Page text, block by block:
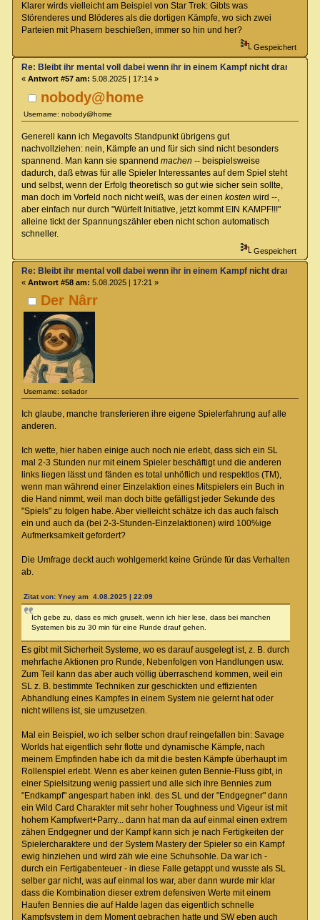
Klarer wirds vielleicht am Beispiel von Star Trek: Gibts was
Störenderes und Blöderes als die dortigen Kämpfe, wo sich zwei
Parteien mit Phasern beschießen, immer so hin und her?
Gespeichert
nobody@home
Username: nobody@home
Re: Bleibt ihr mental voll dabei wenn ihr in einem Kampf nicht dran seit?
« Antwort #57 am: 5.08.2025 | 17:14 »
Generell kann ich Megavolts Standpunkt übrigens gut
nachvollziehen: nein, Kämpfe an und für sich sind nicht besonders
spannend. Man kann sie spannend machen -- beispielsweise
dadurch, daß etwas für alle Spieler Interessantes auf dem Spiel steht
und selbst, wenn der Erfolg theoretisch so gut wie sicher sein sollte,
man doch im Vorfeld noch nicht weiß, was der einen kosten wird --,
aber einfach nur durch "Würfelt Initiative, jetzt kommt EIN KAMPF!!!"
alleine tickt der Spannungszähler eben nicht schon automatisch
schneller.
Gespeichert
Der Nârr
Username: seliador
Re: Bleibt ihr mental voll dabei wenn ihr in einem Kampf nicht dran seit?
« Antwort #58 am: 5.08.2025 | 17:21 »
Ich glaube, manche transferieren ihre eigene Spielerfahrung auf alle
anderen.
Ich wette, hier haben einige auch noch nie erlebt, dass sich ein SL
mal 2-3 Stunden nur mit einem Spieler beschäftigt und die anderen
links liegen lässt und fänden es total unhöflich und respektlos (TM),
wenn man während einer Einzelaktion eines Mitspielers ein Buch in
die Hand nimmt, weil man doch bitte gefälligst jeder Sekunde des
"Spiels" zu folgen habe. Aber vielleicht schätze ich das auch falsch
ein und auch da (bei 2-3-Stunden-Einzelaktionen) wird 100%ige
Aufmerksamkeit gefordert?
Die Umfrage deckt auch wohlgemerkt keine Gründe für das Verhalten
ab.
Zitat von: Yney am 4.08.2025 | 22:09
Ich gebe zu, dass es mich gruselt, wenn ich hier lese, dass bei manchen
Systemen bis zu 30 min für eine Runde drauf gehen.
Es gibt mit Sicherheit Systeme, wo es darauf ausgelegt ist, z. B. durch
mehrfache Aktionen pro Runde, Nebenfolgen von Handlungen usw.
Zum Teil kann das aber auch völlig überraschend kommen, weil ein
SL z. B. bestimmte Techniken zur geschickten und effizienten
Abhandlung eines Kampfes in einem System nie gelernt hat oder
nicht willens ist, sie umzusetzen.
Mal ein Beispiel, wo ich selber schon drauf reingefallen bin: Savage
Worlds hat eigentlich sehr flotte und dynamische Kämpfe, nach
meinem Empfinden habe ich da mit die besten Kämpfe überhaupt im
Rollenspiel erlebt. Wenn es aber keinen guten Bennie-Fluss gibt, in
einer Spielsitzung wenig passiert und alle sich ihre Bennies zum
"Endkampf" angespart haben inkl. des SL und der "Endgegner" dann
ein Wild Card Charakter mit sehr hoher Toughness und Vigeur ist mit
hohem Kampfwert+Parry... dann hat man da auf einmal einen extrem
zähen Endgegner und der Kampf kann sich je nach Fertigkeiten der
Spielercharaktere und der System Mastery der Spieler so ein Kampf
ewig hinziehen und wird zäh wie eine Schuhsohle. Da war ich -
durch ein Fertigabenteuer - in diese Falle getappt und wusste als SL
selber gar nicht, was auf einmal los war, aber dann wurde mir klar
dass die Kombination dieser extrem defensiven Werte mit einem
Haufen Bennies die auf Halde lagen das eigentlich schnelle
Kampfsystem in dem Moment gebrachen hatte und SW eben auch